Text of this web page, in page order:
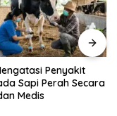
Penyakit
Sapi Perah Secara
Medis